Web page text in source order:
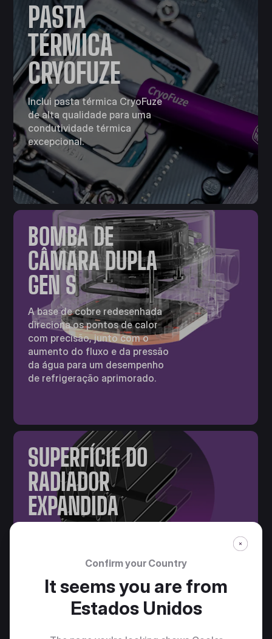
BOMBA DE
CÂMARA DUPLA
GEN S
A base de cobre redesenhada
direciona os pontos de calor
com precisão, junto com o
aumento do fluxo e da pressão
da água para um desempenho
de refrigeração aprimorado.
SUPERFÍCIE DO
RADIADOR
EXPANDIDA
dissipação de calor para um
resfriamento superior.
PASTA
TÉRMICA
CRYOFUZE
Inclui pasta térmica CryoFuze
de alta qualidade para uma
condutividade térmica
excepcional.
Confirm your Country
It seems you are from
Estados Unidos